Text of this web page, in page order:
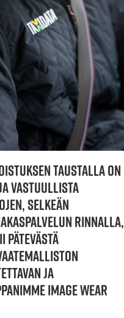
taustalla on
vastuullista
selkeän
rinnalla,
pätevästä
ja
Image Wear